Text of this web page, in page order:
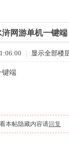
浒网游单机一键端
| 显示全部楼
键端
本帖隐藏内容请回复